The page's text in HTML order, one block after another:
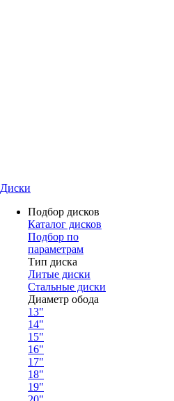
Диски
Подбор дисков
Каталог дисков
Подбор по
параметрам
Тип диска
Литые диски
Стальные диски
Диаметр обода
13"
14"
15"
16"
17"
18"
19"